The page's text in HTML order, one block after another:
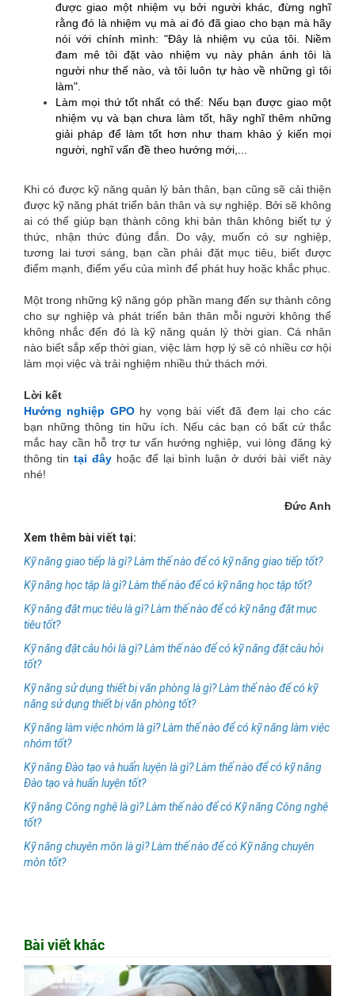
được giao một nhiệm vụ bởi người khác, đừng nghĩ
rằng đó là nhiệm vụ mà ai đó đã giao cho bạn mà hãy
nói với chính mình: "Đây là nhiệm vụ của tôi. Niềm
đam mê tôi đặt vào nhiệm vụ này phản ánh tôi là
người như thế nào, và tôi luôn tự hào về những gì tôi
làm".
Làm mọi thứ tốt nhất có thể: Nếu bạn được giao một
nhiệm vụ và bạn chưa làm tốt, hãy nghĩ thêm những
giải pháp để làm tốt hơn như tham khảo ý kiến mọi
người, nghĩ vấn đề theo hướng mới,...
Khi có được kỹ năng quản lý bản thân, bạn cũng sẽ cải thiện
được kỹ năng phát triển bản thân và sự nghiệp. Bởi sẽ không
ai có thể giúp bạn thành công khi bản thân không biết tự ý
thức, nhận thức đúng đắn. Do vậy, muốn có sự nghiệp,
tương lai tươi sáng, bạn cần phải đặt mục tiêu, biết được
điểm mạnh, điểm yếu của mình để phát huy hoặc khắc phục.
Một trong những kỹ năng góp phần mang đến sự thành công
cho sự nghiệp và phát triển bản thân mỗi người không thể
không nhắc đến đó là kỹ năng quản lý thời gian. Cá nhân
nào biết sắp xếp thời gian, việc làm hợp lý sẽ có nhiều cơ hội
làm mọi việc và trải nghiệm nhiều thử thách mới.
Lời kết
Hướng nghiệp GPOhy vọng bài viết đã đem lại cho các
bạn những thông tin hữu ích. Nếu các bạn có bất cứ thắc
mắc hay cần hỗ trợ tư vấn hướng nghiệp, vui lòng đăng ký
thông tin tại đâyhoặc để lại bình luận ở dưới bài viết này
nhé!
Đức Anh
Xem thêm bài viết tại:
Kỹ năng giao tiếp là gì? Làm thế nào để có kỹ năng giao tiếp tốt?
Kỹ năng học tập là gì? Làm thế nào để có kỹ năng học tập tốt?
Kỹ năng đặt mục tiêu là gì? Làm thế nào để có kỹ năng đặt mục
tiêu tốt?
Kỹ năng đặt câu hỏi là gì? Làm thế nào để có kỹ năng đặt câu hỏi
tốt?
Kỹ năng sử dụng thiết bị văn phòng là gì? Làm thế nào để có kỹ
năng sử dụng thiết bị văn phòng tốt?
Kỹ năng làm việc nhóm là gì? Làm thế nào để có kỹ năng làm việc
nhóm tốt?
Kỹ năng Đào tạo và huấn luyện là gì? Làm thế nào để có kỹ năng
Đào tạo và huấn luyện tốt?
Kỹ năng Công nghệ là gì? Làm thế nào để có Kỹ năng Công nghệ
tốt?
Kỹ năng chuyên môn là gì? Làm thế nào để có Kỹ năng chuyên
môn tốt?
Bài viết khác